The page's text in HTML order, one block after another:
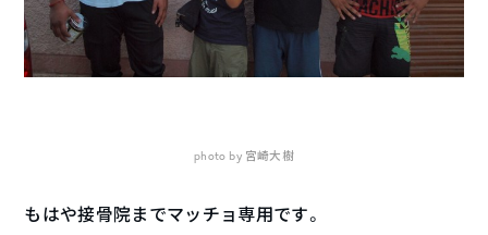
photo by 宮崎大樹
もはや接骨院までマッチョ専用です。